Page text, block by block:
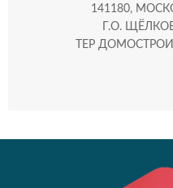
141180,
Г.О.
ТЕР